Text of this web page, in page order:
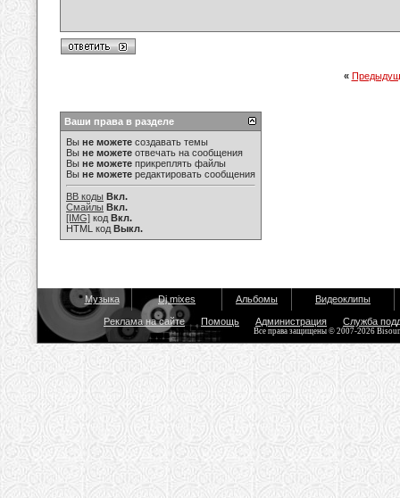
«
Ваши права в разделе
Вы не можете создавать темы
Вы не можете отвечать на сообщения
Вы не можете прикреплять файлы
Вы не можете редактировать сообщения
BB коды Вкл.
Смайлы Вкл.
[IMG] код Вкл.
HTML код Выкл.
Музыка Dj mixes Альбомы Видеоклипы
Реклама на сайте Помощь Администрация Служба
Все права защищены © 2007-2026